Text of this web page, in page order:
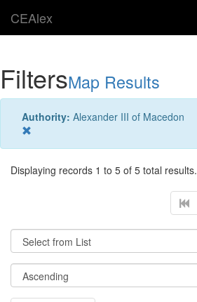
CEAlex
FiltersMap Results
Authority: Alexander III of Macedon
Displaying records 1 to 5 of 5 total results.